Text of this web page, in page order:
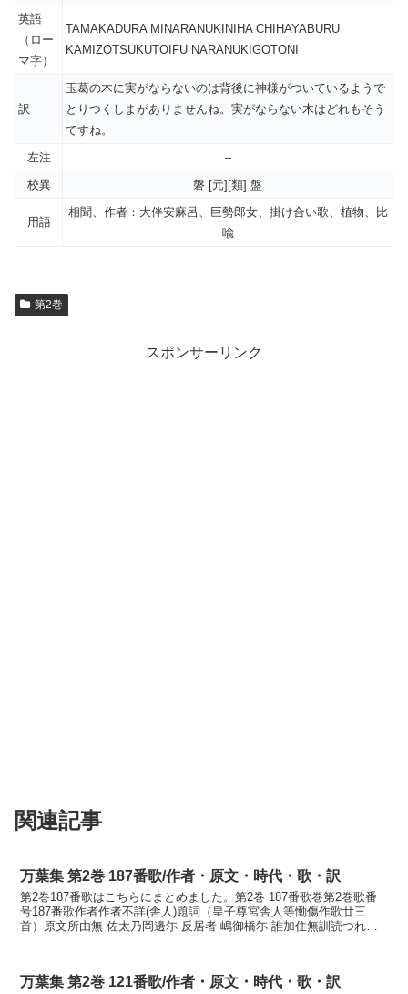
英語
（ロー
マ字）
TAMAKADURA MINARANUKINIHA CHIHAYABURU
KAMIZOTSUKUTOIFU NARANUKIGOTONI
訳
玉葛の木に実がならないのは背後に神様がついているようで
とりつくしまがありませんね。実がならない木はどれもそう
ですね。
左注
–
校異
磐 [元][類] 盤
用語
相聞、作者：大伴安麻呂、巨勢郎女、掛け合い歌、植物、比
喩
第2巻
スポンサーリンク
関連記事
万葉集 第2巻 187番歌/作者・原文・時代・歌・訳
第2巻187番歌はこちらにまとめました。第2巻 187番歌巻第2巻歌番
号187番歌作者作者不詳(舎人)題詞（皇子尊宮舎人等慟傷作歌廿三
首）原文所由無 佐太乃岡邊尓 反居者 嶋御橋尓 誰加住無訓読つれも
万葉集 第2巻 121番歌/作者・原文・時代・歌・訳